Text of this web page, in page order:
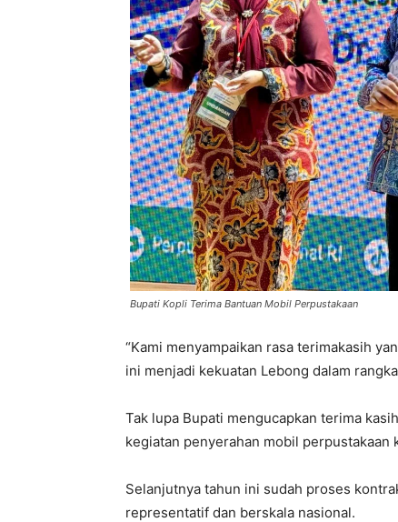
Bupati Kopli Terima Bantuan Mobil Perpustakaan
“Kami menyampaikan rasa terimakasih
ini menjadi kekuatan Lebong dalam
Tak lupa Bupati mengucapkan terima
kegiatan penyerahan mobil
Selanjutnya tahun ini sudah proses
representatif dan berskala nasional.